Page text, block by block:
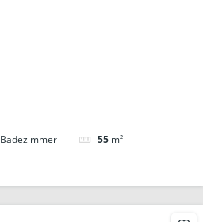
Badezimmer 55 m²